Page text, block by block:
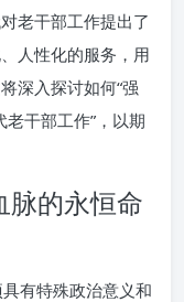
老干部工作提出了
人性化的服务，用
深入探讨如何“强
老干部工作”，以期
脉的永恒命
有特殊政治意义和